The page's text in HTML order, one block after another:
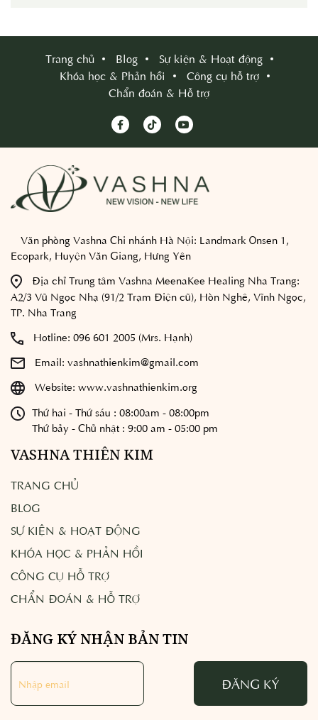
Trang chủ Blog
Sự kiện & Hoạt động
Khóa học & Phản hồi
Công cụ hỗ trợ
Chẩn đoán & Hỗ trợ
Văn phòng Vashna Chi nhánh Hà Nội: Landmark Onsen 1,
Ecopark, Huyện Văn Giang, Hưng Yên
Địa chỉ Trung tâm Vashna MeenaKee Healing Nha Trang:
A2/3 Vũ Ngọc Nhạ (91/2 Trạm Điện cũ), Hòn Nghê, Vĩnh Ngọc,
TP. Nha Trang
Hotline: 096 601 2005 (Mrs. Hạnh)
Email: vashnathienkim@gmail.com
Website: www.vashnathienkim.org
Thứ hai - Thứ sáu : 08:00am - 08:00pm
Thứ bảy - Chủ nhật : 9:00 am - 05:00 pm
VASHNA THIÊN KIM
TRANG CHỦ
BLOG
SỰ KIỆN & HOẠT ĐỘNG
KHÓA HỌC & PHẢN HỒI
CÔNG CỤ HỖ TRỢ
CHẨN ĐOÁN & HỖ TRỢ
ĐĂNG KÝ NHẬN BẢN TIN
ĐĂNG KÝ